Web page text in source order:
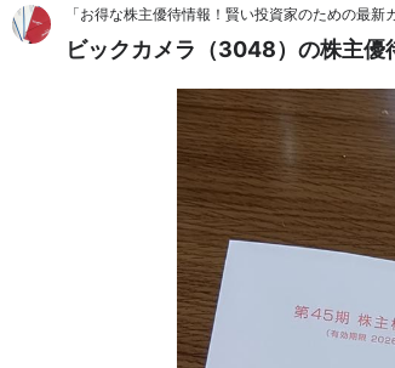
「お得な株主優待情報！賢い投資家のための最新
ビックカメラ（3048）の株主優